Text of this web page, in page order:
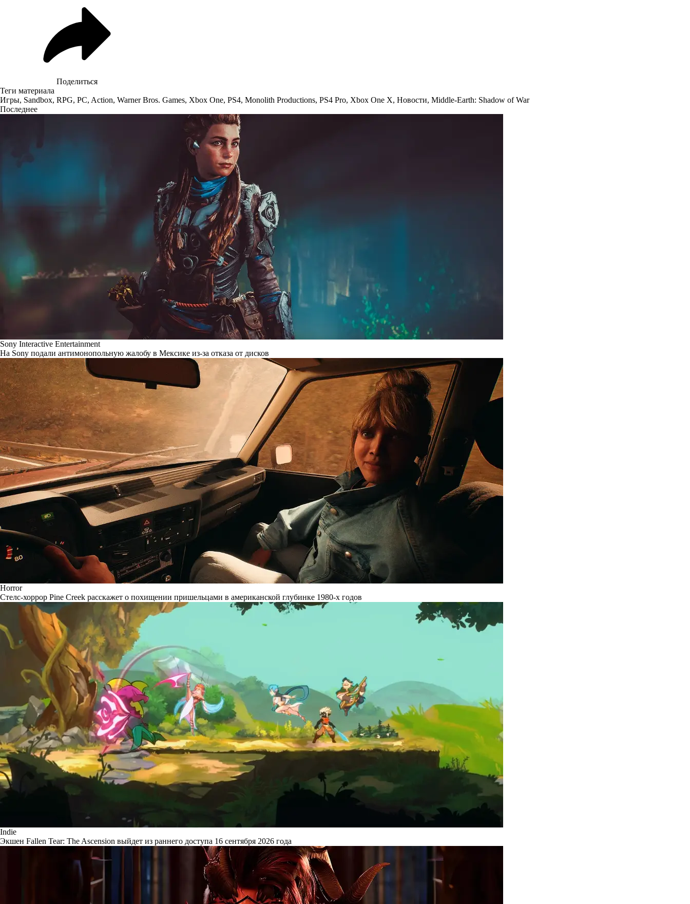
Поделиться
Теги материала
Игры, Sandbox, RPG, PC, Action, Warner Bros. Games, Xbox One, PS4, Monolith Productions, PS4 Pro, Xbox One X, Новости, Middle-Earth: Shadow of War
Последнее
Sony Interactive Entertainment
На Sony подали антимонопольную жалобу в Мексике из-за отказа от дисков
Horror
Стелс-хоррор Pine Creek расскажет о похищении пришельцами в американской глубинке 1980-х годов
Indie
Экшен Fallen Tear: The Ascension выйдет из раннего доступа 16 сентября 2026 года